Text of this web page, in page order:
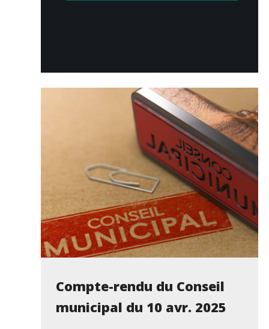
Compte-rendu du Conseil
municipal du 10 avr. 2025